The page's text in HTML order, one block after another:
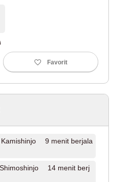
Favorit
Kamishinjo 9 menit berjala
14 menit berj